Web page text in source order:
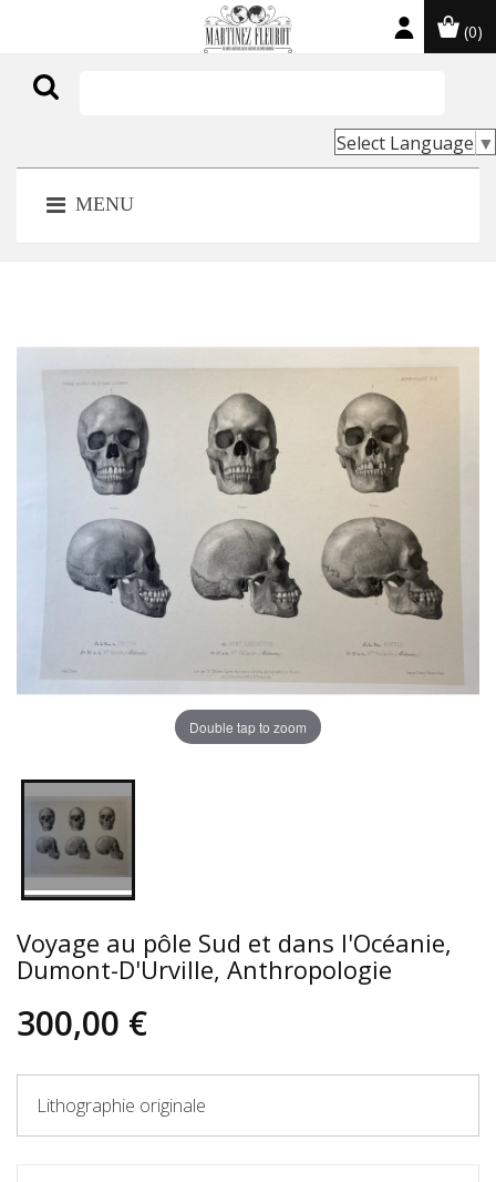
(0)
Select Language ▼
MENU
Double tap to zoom
Voyage au pôle Sud et dans l'Océanie,
Dumont-D'Urville, Anthropologie
300,00 €
Lithographie originale